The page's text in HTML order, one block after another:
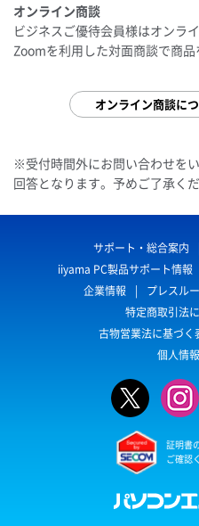
オンライン商談
ビジネスご優待会員様はオンラ
Zoomを利用した対面商談で商品
オンライン商談に
※受付時間外にお問い合わせを
回答となります。予めご了承くだ
サポート・総合案内
iiyama PC製品サポート情報
企業情報
プレスル
特定商取引法
古物営業法に基づく
個人情
証明書
ご確認